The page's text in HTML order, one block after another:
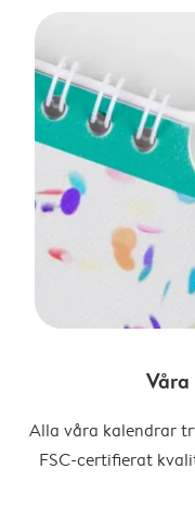
Alla våra kalendrar
FSC-certifierat